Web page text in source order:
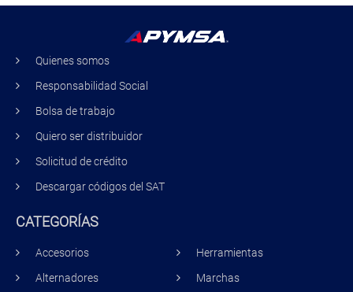
Quienes somos
Responsabilidad Social
Bolsa de trabajo
Quiero ser distribuidor
Solicitud de crédito
Descargar códigos del SAT
CATEGORÍAS
Accesorios
Alternadores
Herramientas
Marchas